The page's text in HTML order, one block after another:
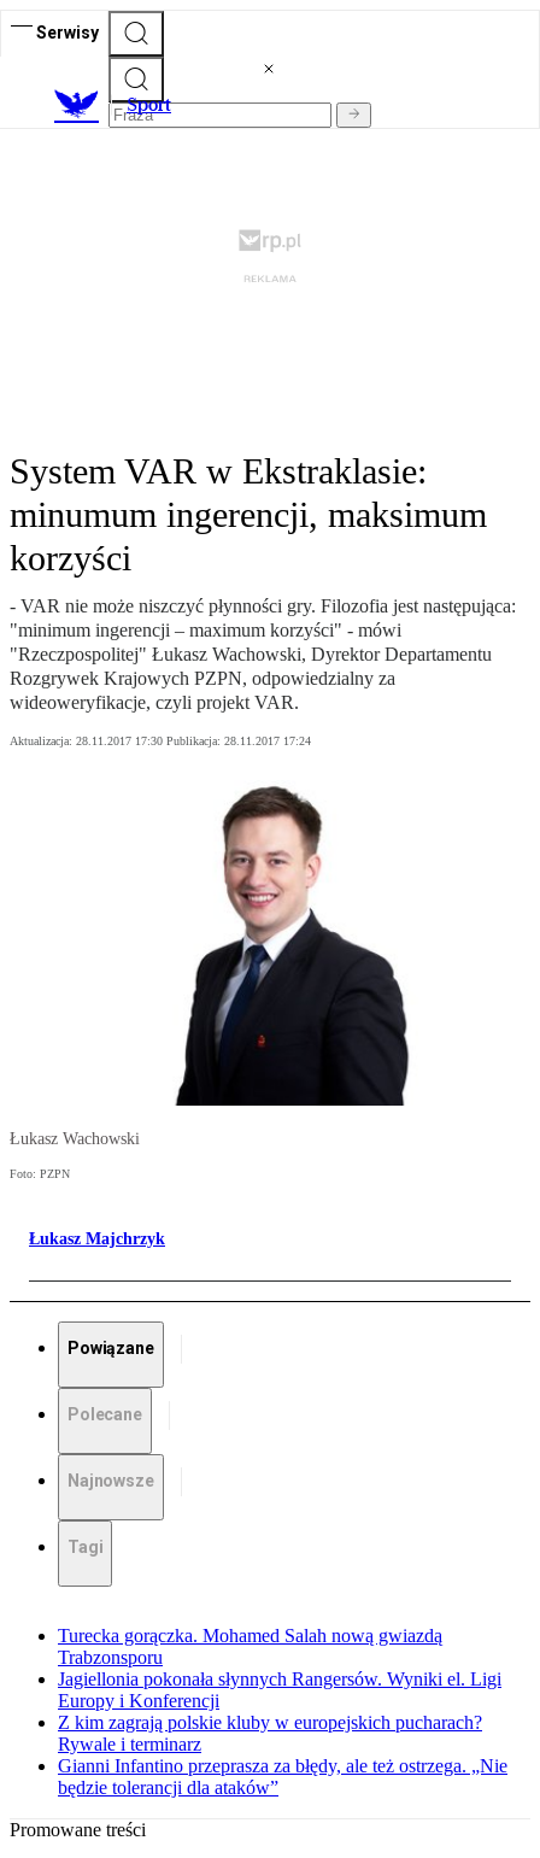
Serwisy
Sport
System VAR w Ekstraklasie:
minumum ingerencji, maksimum
korzyści
- VAR nie może niszczyć płynności gry. Filozofia jest następująca:
"minimum ingerencji – maximum korzyści" - mówi
"Rzeczpospolitej" Łukasz Wachowski, Dyrektor Departamentu
Rozgrywek Krajowych PZPN, odpowiedzialny za
wideoweryfikacje, czyli projekt VAR.
Aktualizacja: 28.11.2017 17:30 Publikacja: 28.11.2017 17:24
Łukasz Wachowski
Foto: PZPN
Łukasz Majchrzyk
Powiązane
Polecane
Najnowsze
Tagi
Turecka gorączka. Mohamed Salah nową gwiazdą
Trabzonsporu
Jagiellonia pokonała słynnych Rangersów. Wyniki el. Ligi
Europy i Konferencji
Z kim zagrają polskie kluby w europejskich pucharach?
Rywale i terminarz
Gianni Infantino przeprasza za błędy, ale też ostrzega. „Nie
będzie tolerancji dla ataków”
Promowane treści